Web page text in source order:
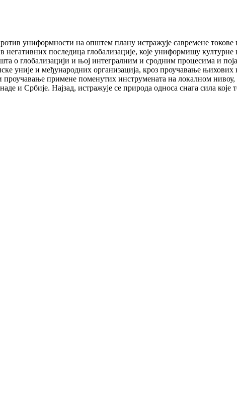
униформности на општем плану истражује савремене
негативних последица глобализације, које униформишу
о глобализацији и њој интегралним и сродним процесима и
уније и међународних организација, кроз проучавање
примене поменутих инструмената на локалном
и Србије. Најзад, истражује се природа односа снага сила